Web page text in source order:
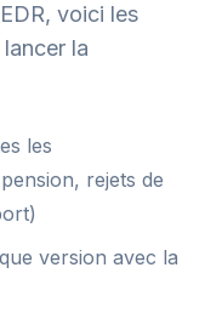
voici les
lancer la
les
rejets de
version avec la